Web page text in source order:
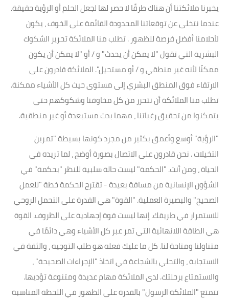
يخبرنا ملائكتنا أن هناك طرقًا لا حصر لها لجعل الحلم أو الرؤية حقيقة.
عندما نتخلى عن توقعاتنا المحدودة القائمة على الخوف ، يكون
لأحلامنا أفضل فرصة للظهور . تطلب منا الملائكة تحرير الشكوك
البشرية التي تقول "لا يمكن أن يحدث" و / أو "لا يمكن أن يكون
ممكنًا لأنه غير منطقي و / أو مستحيل". الملائكة قادرون على
الارتقاء فوق المنطق البشري إلى مستوى حيث كل الأشياء ممكنة.
تطلب منا الملائكة أن نتحرر من كل مخاوفنا وشكوكهم حتى
يتمكنوا من تحقيق رغباتنا ، مهما بدت مستبعدة أو غير منطقية.
"الرؤية" أوسع وأعمق بكثير من مجرد كونها بسيطة "تمرين
التخيلات . نحن قادرون على الاتصال بصورة أوضح ، لما تريده في
الحياة ، ومن أنت. "الحكمة" ليست حالة سلبية للنظر "بحكمة" في
الشؤون الإنسانية من مسافة بعيدة - تقترح الحكمة خطة "للعمل
الصحيح" والبصيرة العملية. "القوة" هي القدرة على التحمل الروحي
للاستمرار في طريقك. إنها ليست قوة إجهادية على الظروف. القوة
هي الطاقة اللانهائية التي تمر عبر كل الأشياء وهي دائمًا في
متناولنا ومتاحة لنا. كل ما عليك فعله هو طلب التوجيه ، والثقة في
الاستجابة ، والتحلي بالشجاعة في اتخاذ "الإجراءات الصحيحة" ،
والاستمتاع برحلتك. لدى الملائكة مهام عديدة ومتنوعة تؤديها.
تتمتع "الملائكة الرسول" بالقدرة على الظهور في اللحظة المناسبة